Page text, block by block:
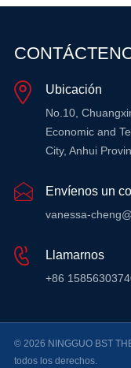
Ubicación
No.10,
Economic and
City, Anhui
Envíenos un
vanessa-
Llamarnos
+86
© 2026 NINGGUO BST
todos los derechos.